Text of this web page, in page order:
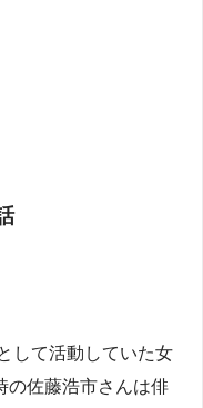
して活動していた女
の佐藤浩市さんは俳